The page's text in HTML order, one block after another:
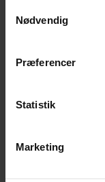
Nødvendig
Præferencer
Statistik
Marketing